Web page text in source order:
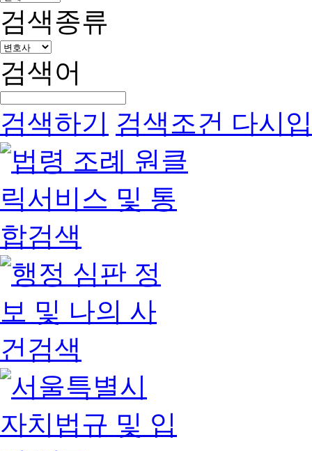
검색종류
검색어
검색하기 검색조건 다시